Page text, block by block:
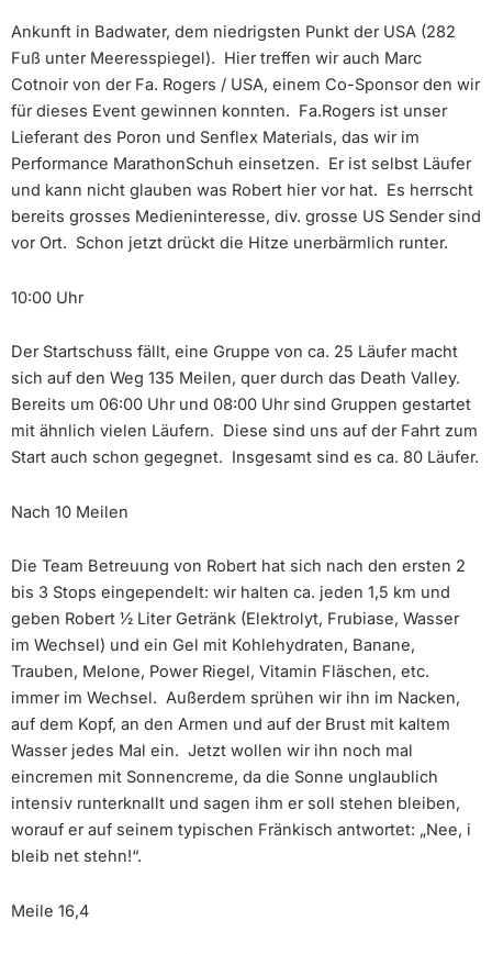
Ankunft in Badwater, dem niedrigsten Punkt der USA (282
Fuß unter Meeresspiegel). Hier treffen wir auch Marc
Cotnoir von der Fa. Rogers / USA, einem Co-Sponsor den wir
für dieses Event gewinnen konnten. Fa.Rogers ist unser
Lieferant des Poron und Senflex Materials, das wir im
Performance MarathonSchuh einsetzen. Er ist selbst Läufer
und kann nicht glauben was Robert hier vor hat. Es herrscht
bereits grosses Medieninteresse, div. grosse US Sender sind
vor Ort. Schon jetzt drückt die Hitze unerbärmlich runter.
10:00 Uhr
Der Startschuss fällt, eine Gruppe von ca. 25 Läufer macht
sich auf den Weg 135 Meilen, quer durch das Death Valley.
Bereits um 06:00 Uhr und 08:00 Uhr sind Gruppen gestartet
mit ähnlich vielen Läufern. Diese sind uns auf der Fahrt zum
Start auch schon gegegnet. Insgesamt sind es ca. 80 Läufer.
Nach 10 Meilen
Die Team Betreuung von Robert hat sich nach den ersten 2
bis 3 Stops eingependelt: wir halten ca. jeden 1,5 km und
geben Robert ½ Liter Getränk (Elektrolyt, Frubiase, Wasser
im Wechsel) und ein Gel mit Kohlehydraten, Banane,
Trauben, Melone, Power Riegel, Vitamin Fläschen, etc.
immer im Wechsel. Außerdem sprühen wir ihn im Nacken,
auf dem Kopf, an den Armen und auf der Brust mit kaltem
Wasser jedes Mal ein. Jetzt wollen wir ihn noch mal
eincremen mit Sonnencreme, da die Sonne unglaublich
intensiv runterknallt und sagen ihm er soll stehen bleiben,
worauf er auf seinem typischen Fränkisch antwortet: „Nee, i
bleib net stehn!“.
Meile 16,4